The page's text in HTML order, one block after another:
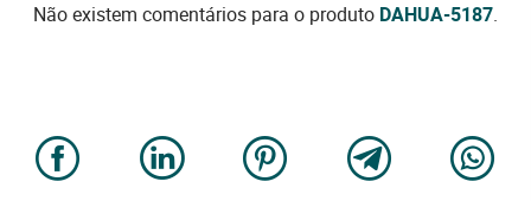
Não existem comentários para o produto DAHUA-5187.